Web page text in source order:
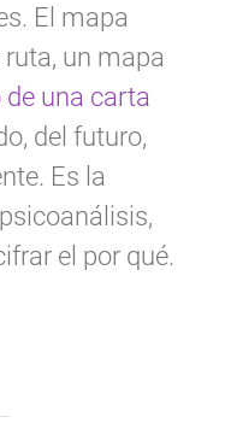
El mapa
un mapa
de una carta
del futuro,
Es la
el por qué.